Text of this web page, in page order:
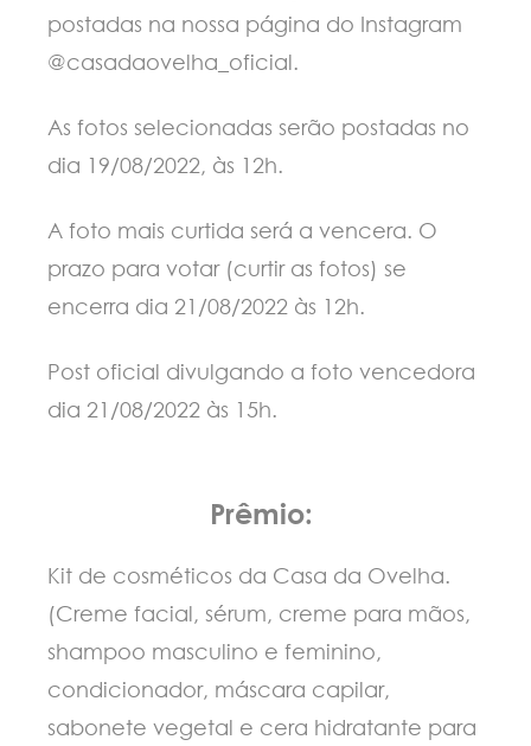
postadas na nossa página do Instagram
@casadaovelha_oficial.
As fotos selecionadas serão postadas no
dia 19/08/2022, às 12h.
A foto mais curtida será a vencera. O
prazo para votar (curtir as fotos) se
encerra dia 21/08/2022 às 12h.
Post oficial divulgando a foto vencedora
dia 21/08/2022 às 15h.
Prêmio:
Kit de cosméticos da Casa da Ovelha.
(Creme facial, sérum, creme para mãos,
shampoo masculino e feminino,
condicionador, máscara capilar,
sabonete vegetal e cera hidratante para